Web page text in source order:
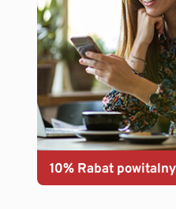
10% Rabat